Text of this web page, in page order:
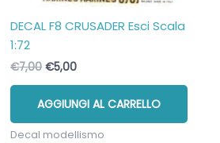
DECAL F8 CRUSADER Esci Scala
1:72
€7,00 Il
era:
€7,00.
€5,00Il
è:
€5,00.
AGGIUNGI AL CARRELLO
Decal modellismo